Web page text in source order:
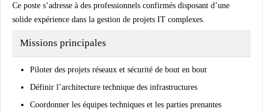
Ce poste s’adresse à des professionnels confirmés disposant d’une
solide expérience dans la gestion de projets IT complexes.
Missions principales
Piloter des projets réseaux et sécurité de bout en bout
Définir l’architecture technique des infrastructures
Coordonner les équipes techniques et les parties prenantes